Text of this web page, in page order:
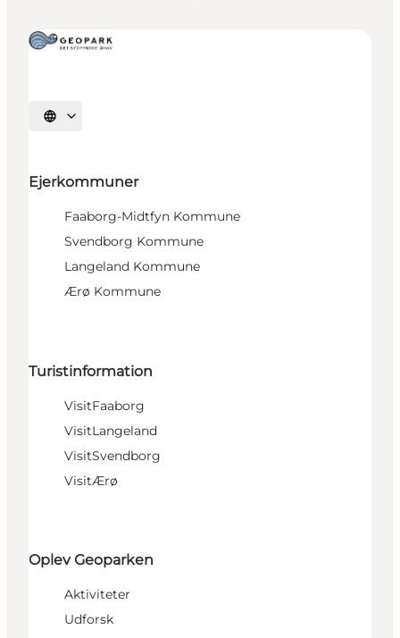
Vælg sprog
Ejerkommuner
Faaborg-Midtfyn Kommune
Svendborg Kommune
Langeland Kommune
Ærø Kommune
Turistinformation
VisitFaaborg
VisitLangeland
VisitSvendborg
VisitÆrø
Oplev Geoparken
Aktiviteter
Udforsk